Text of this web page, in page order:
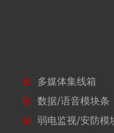
多媒体集线箱
数据/语音模块条
弱电监视/安防模